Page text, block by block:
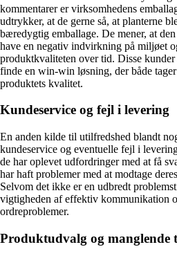
kommentarer er virksomhedens
udtrykker, at de gerne så, at planterne
bæredygtig emballage. De mener, at
have en negativ indvirkning på miljøet
produktkvaliteten over tid. Disse
finde en win-win løsning, der både
produktets kvalitet.
Kundeservice og fejl i levering
En anden kilde til utilfredshed blandt
kundeservice og eventuelle fejl i
de har oplevet udfordringer med at få
har haft problemer med at modtage
Selvom det ikke er en udbredt
vigtigheden af effektiv kommunikation
ordreproblemer.
Produktudvalg og manglende